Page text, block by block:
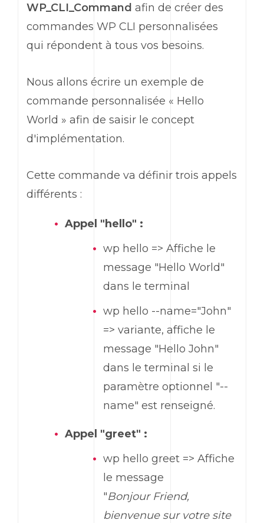
WP_CLI_Command afin de créer des
commandes WP CLI personnalisées
qui répondent à tous vos besoins.
Nous allons écrire un exemple de
commande personnalisée « Hello
World » afin de saisir le concept
d'implémentation.
Cette commande va définir trois appels
différents :
Appel "hello" :
wp hello => Affiche le
message "Hello World"
dans le terminal
wp hello --name="John"
=> variante, affiche le
message "Hello John"
dans le terminal si le
paramètre optionnel "--
name" est renseigné.
Appel "greet" :
wp hello greet => Affiche
le message
"Bonjour Friend,
bienvenue sur votre site